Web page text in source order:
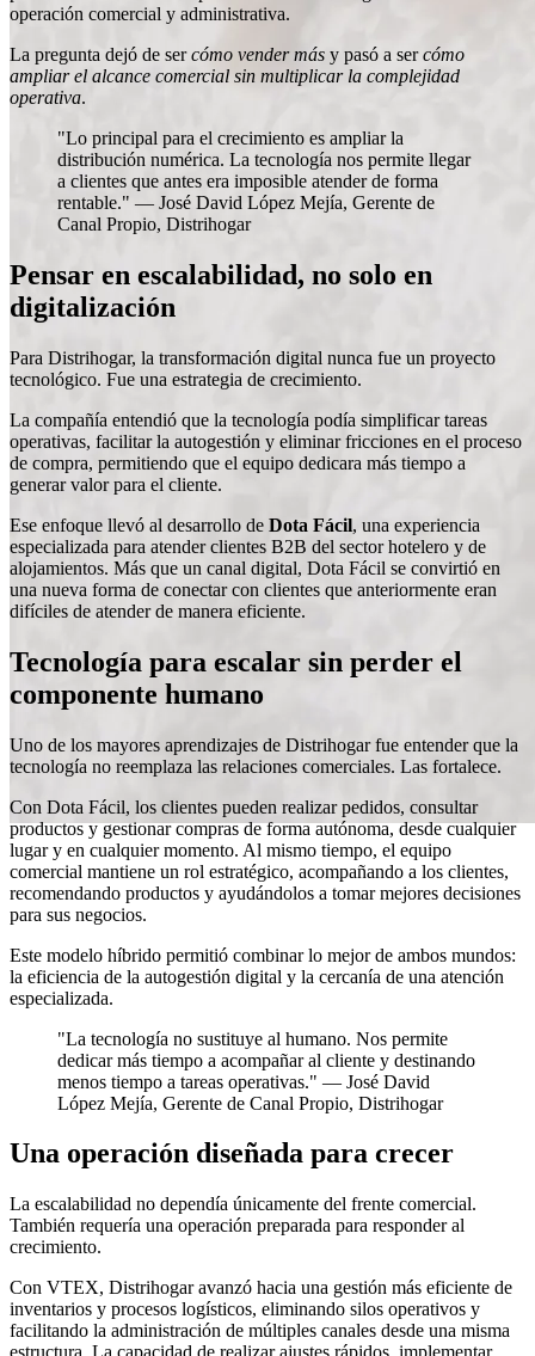
operación comercial y administrativa.
La pregunta dejó de sercómo vender más y pasó a sercómo
ampliar el alcance comercial sin multiplicar la complejidad
operativa.
"Lo principal para el crecimiento es ampliar la
distribución numérica. La tecnología nos permite llegar
a clientes que antes era imposible atender de forma
rentable." — José David López Mejía, Gerente de
Canal Propio, Distrihogar
Pensar en escalabilidad, no solo en
digitalización
Para Distrihogar, la transformación digital nunca fue un proyecto
tecnológico. Fue una estrategia de crecimiento.
La compañía entendió que la tecnología podía simplificar tareas
operativas, facilitar la autogestión y eliminar fricciones en el proceso
de compra, permitiendo que el equipo dedicara más tiempo a
generar valor para el cliente.
Ese enfoque llevó al desarrollo de Dota Fácil, una experiencia
especializada para atender clientes B2B del sector hotelero y de
alojamientos. Más que un canal digital, Dota Fácil se convirtió en
una nueva forma de conectar con clientes que anteriormente eran
difíciles de atender de manera eficiente.
Tecnología para escalar sin perder el
componente humano
Uno de los mayores aprendizajes de Distrihogar fue entender que la
tecnología no reemplaza las relaciones comerciales. Las fortalece.
Con Dota Fácil, los clientes pueden realizar pedidos, consultar
productos y gestionar compras de forma autónoma, desde cualquier
lugar y en cualquier momento. Al mismo tiempo, el equipo
comercial mantiene un rol estratégico, acompañando a los clientes,
recomendando productos y ayudándolos a tomar mejores decisiones
para sus negocios.
Este modelo híbrido permitió combinar lo mejor de ambos mundos:
la eficiencia de la autogestión digital y la cercanía de una atención
especializada.
"La tecnología no sustituye al humano. Nos permite
dedicar más tiempo a acompañar al cliente y destinando
menos tiempo a tareas operativas." — José David
López Mejía, Gerente de Canal Propio, Distrihogar
Una operación diseñada para crecer
La escalabilidad no dependía únicamente del frente comercial.
También requería una operación preparada para responder al
crecimiento.
Con VTEX, Distrihogar avanzó hacia una gestión más eficiente de
inventarios y procesos logísticos, eliminando silos operativos y
facilitando la administración de múltiples canales desde una misma